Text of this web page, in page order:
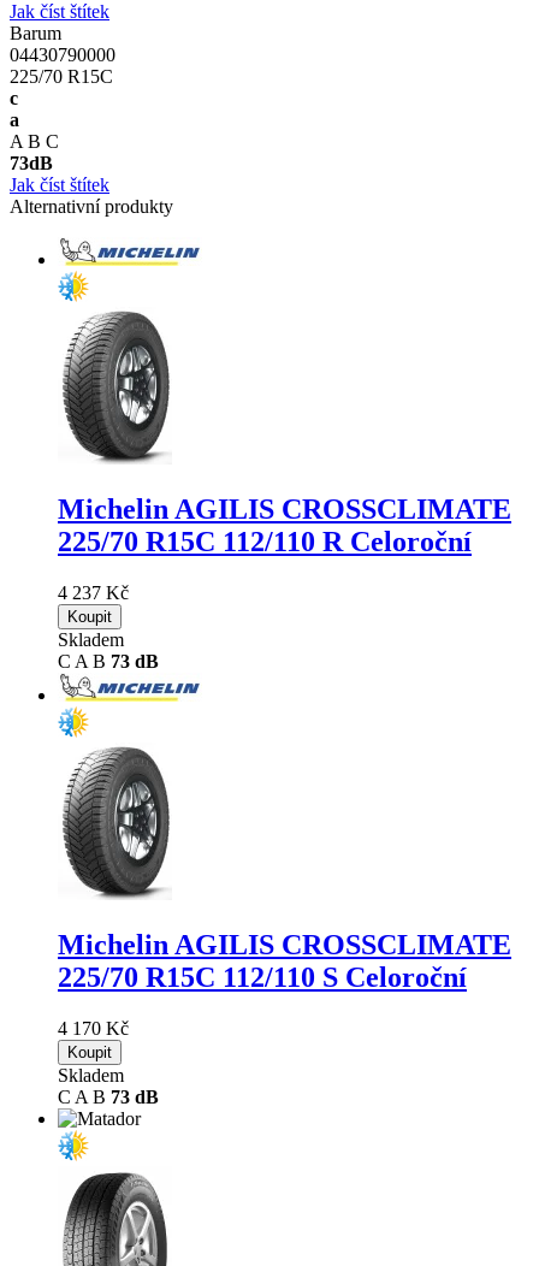
Jak číst štítek
Barum
04430790000
225/70 R15C
c
a
A B C
73dB
Jak číst štítek
Alternativní produkty
Michelin AGILIS CROSSCLIMATE
225/70 R15C 112/110 R Celoroční
4 237 Kč
Koupit
Skladem
C A B 73 dB
Michelin AGILIS CROSSCLIMATE
225/70 R15C 112/110 S Celoroční
4 170 Kč
Koupit
Skladem
C A B 73 dB